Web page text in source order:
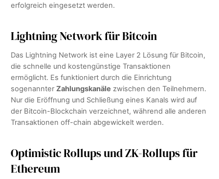
erfolgreich eingesetzt werden.
Lightning Network für Bitcoin
Das Lightning Network ist eine Layer 2 Lösung für Bitcoin,
die schnelle und kostengünstige Transaktionen
ermöglicht. Es funktioniert durch die Einrichtung
sogenannterZahlungskanäle zwischen den Teilnehmern.
Nur die Eröffnung und Schließung eines Kanals wird auf
der Bitcoin-Blockchain verzeichnet, während alle anderen
Transaktionen off-chain abgewickelt werden.
Optimistic Rollups und ZK-Rollups für
Ethereum